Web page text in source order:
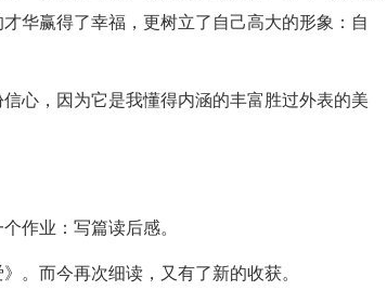
华赢得了幸福，更树立了自己高大的形象：自
心，因为它是我懂得内涵的丰富胜过外表的美
作业：写篇读后感。
。而今再次细读，又有了新的收获。